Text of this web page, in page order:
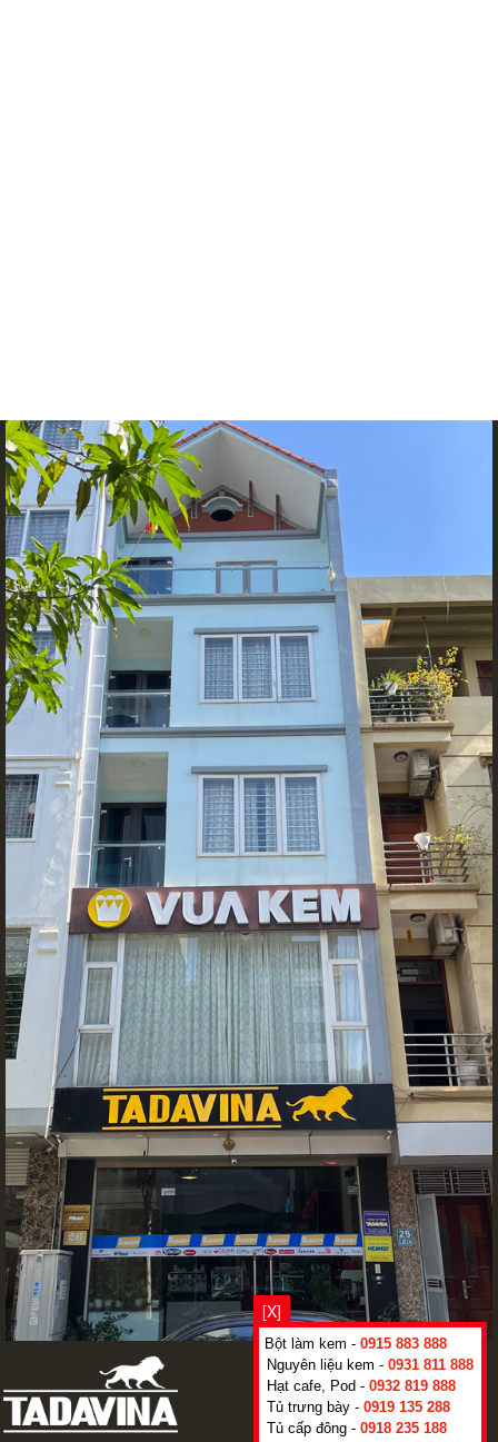
[X]
Bột làm kem - 0915 883 888
Nguyên liệu kem - 0931 811 888
Hạt cafe, Pod - 0932 819 888
Tủ trưng bày - 0919 135 288
Tủ cấp đông - 0918 235 188